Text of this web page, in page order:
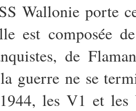
Wallonie porte
est composée
de
guerre ne se
les V1 et